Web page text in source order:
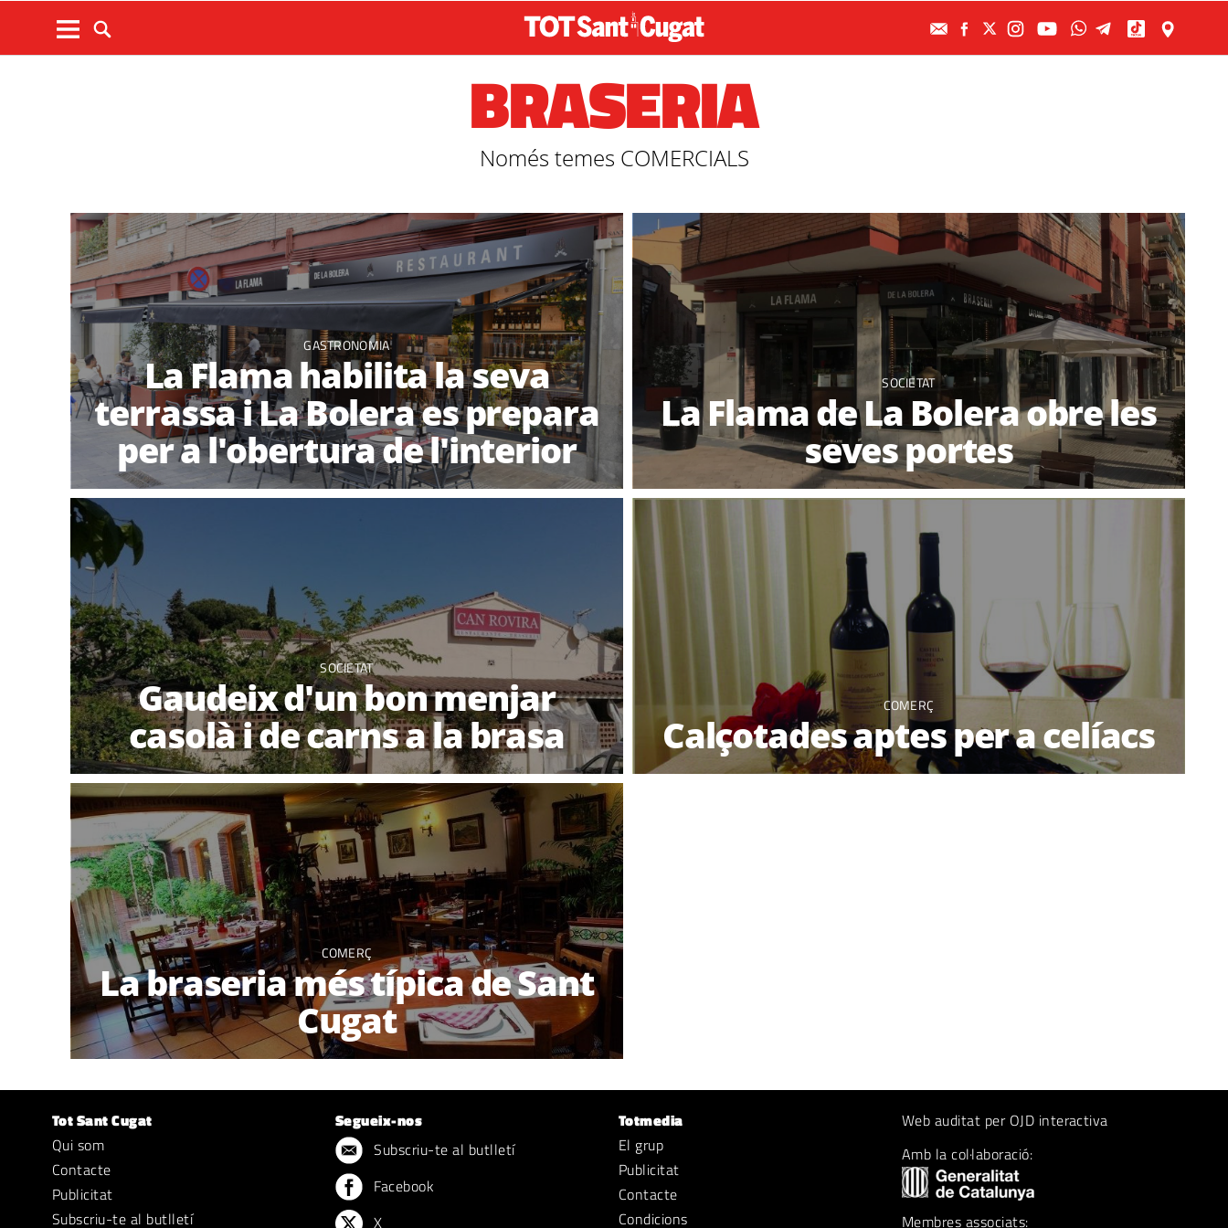
BRASERIA
Només temes COMERCIALS
GASTRONOMIA
La Flama habilita la seva
terrassa i La Bolera es prepara
per a l'obertura de l'interior
SOCIETAT
La Flama de La Bolera obre les
seves portes
SOCIETAT
Gaudeix d'un bon menjar
casolà i de carns a la brasa
COMERÇ
Calçotades aptes per a celíacs
COMERÇ
La braseria més típica de Sant
Cugat
Tot Sant Cugat
Qui som
Contacte
Publicitat
Subscriu-te al butlletí
Segueix-nos
Subscriu-te al butlletí
Facebook
X
Totmedia
El grup
Publicitat
Contacte
Condicions
Web auditat per OJD interactiva
Amb la col·laboració:
Membres associats: